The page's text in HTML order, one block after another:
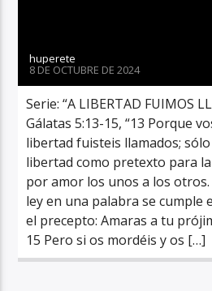
huperete
8 DE OCTUBRE DE 2024
Serie: “A LIBERTAD FUIMOS
Gálatas 5:13-15, “13 Porque
libertad fuisteis llamados;
libertad como pretexto para
por amor los unos a los
ley en una palabra se cumple
el precepto: Amaras a tu
15 Pero si os mordéis y os […]